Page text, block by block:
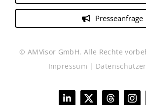
Presseanfrage
© AMVisor GmbH. Alle Rechte
Impressum |